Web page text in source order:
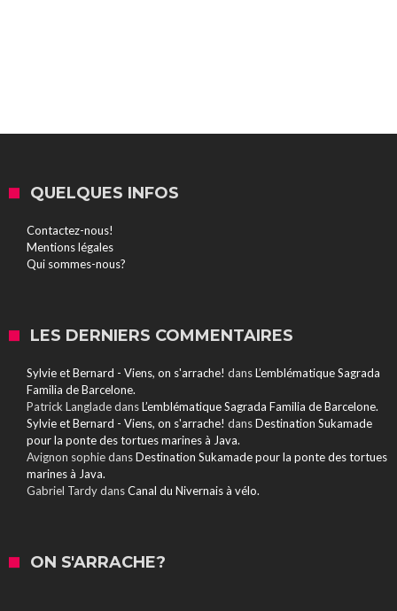
QUELQUES INFOS
Contactez-nous!
Mentions légales
Qui sommes-nous?
LES DERNIERS COMMENTAIRES
Sylvie et Bernard - Viens, on s'arrache! dansL’emblématique Sagrada
Familia de Barcelone.
Patrick LangladedansL’emblématique Sagrada Familia de Barcelone.
Sylvie et Bernard - Viens, on s'arrache! dansDestination Sukamade
pour la ponte des tortues marines à Java.
Avignon sophiedansDestination Sukamade pour la ponte des tortues
marines à Java.
Gabriel TardydansCanal du Nivernais à vélo.
ON S'ARRACHE?